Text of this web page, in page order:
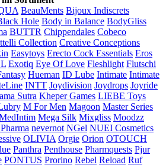
BeauMents Bijoux Indiscrets
Hole Body in Balance BodyGliss
BUTTR Chippendales Cobeco
Collection Creative Conceptions
Easytoys Erecto Cock Essentials Eros
Exotiq Eye Of Love Fleshlight Flutschi
Hueman ID Lube Intimate Intimate
INTT Joydivision Joydrops Joyride
Sutra Kheper Games LIEBE Toys
M For Men Magoon Master Series
Mega Silk Mixgliss Moodzz
nevernot NGel NUEI Cosmetics
OLIVIA Orgie Orion OTOUCH
Panthra Penthouse Pharmquests Pjur
PONTUS Prorino Rebel Reload Ruf